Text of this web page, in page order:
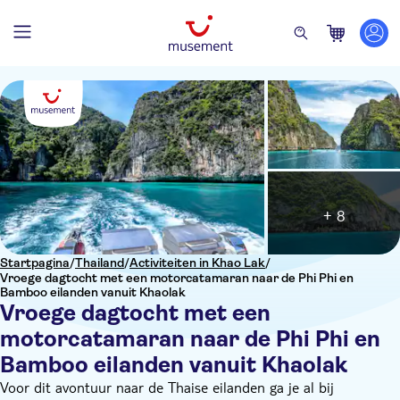
Startpagina/Thailand/Activiteiten in Khao Lak/
Vroege dagtocht met een motorcatamaran naar de Phi Phi en
Bamboo eilanden vanuit Khaolak
Vroege dagtocht met een
motorcatamaran naar de Phi Phi en
Bamboo eilanden vanuit Khaolak
+ 8
Voor dit avontuur naar de Thaise eilanden ga je al bij